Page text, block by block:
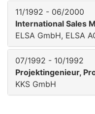
11/1992 - 06/2000
International Sales
ELSA GmbH, ELSA
07/1992 - 10/1992
Projektingenieur,
KKS GmbH